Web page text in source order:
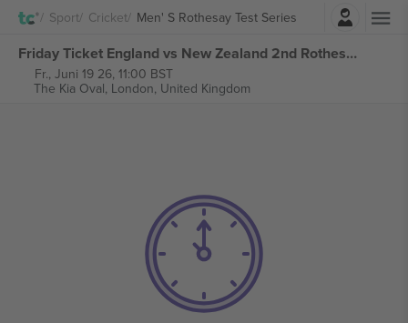
Sport Cricket Men' S Rothesay Test Series
Einloggen
Friday Ticket England vs New Zealand 2nd Rothesay Test Series tickets
Fr., Juni 19 26, 11:00 BST
The Kia Oval, London, United Kingdom